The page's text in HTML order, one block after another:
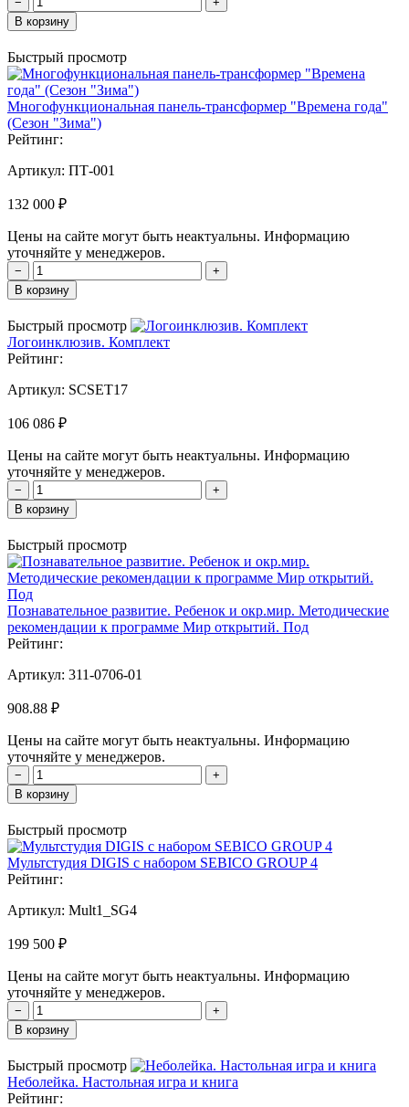
В корзину
Быстрый просмотр
Многофункциональная панель-трансформер "Времена года"
(Сезон "Зима")
Рейтинг:
Артикул: ПТ-001
132 000 ₽
Цены на сайте могут быть неактуальны. Информацию
уточняйте у менеджеров.
−
+
В корзину
Быстрый просмотр
Логоинклюзив. Комплект
Рейтинг:
Артикул: SCSET17
106 086 ₽
Цены на сайте могут быть неактуальны. Информацию
уточняйте у менеджеров.
−
+
В корзину
Быстрый просмотр
Познавательное развитие. Ребенок и окр.мир. Методические
рекомендации к программе Мир открытий. Под
Рейтинг:
Артикул: 311-0706-01
908.88 ₽
Цены на сайте могут быть неактуальны. Информацию
уточняйте у менеджеров.
−
+
В корзину
Быстрый просмотр
Мультстудия DIGIS с набором SEBICO GROUP 4
Рейтинг:
Артикул: Mult1_SG4
199 500 ₽
Цены на сайте могут быть неактуальны. Информацию
уточняйте у менеджеров.
−
+
В корзину
Быстрый просмотр
Неболейка. Настольная игра и книга
Рейтинг: